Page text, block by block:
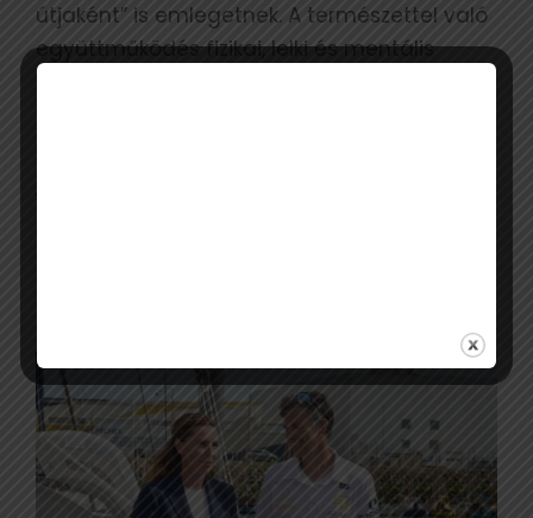
útjaként” is emlegetnek. A természettel való
együttműködés fizikai, lelki és mentális